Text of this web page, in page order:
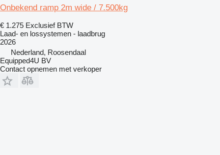
Onbekend ramp 2m wide / 7.500kg
€ 1.275 Exclusief BTW
Laad- en lossystemen - laadbrug
2026
Nederland, Roosendaal
Equipped4U BV
Contact opnemen met verkoper